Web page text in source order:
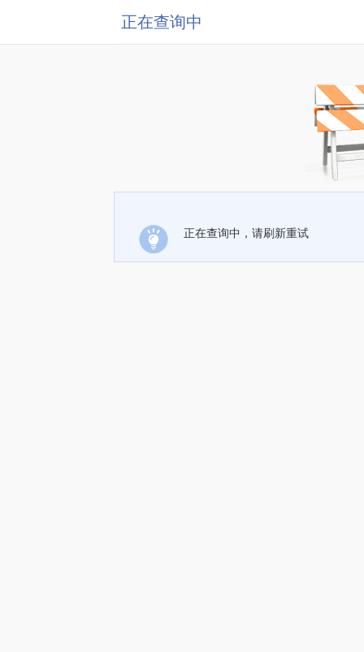
正在查询中
正在查询中，请刷新重试